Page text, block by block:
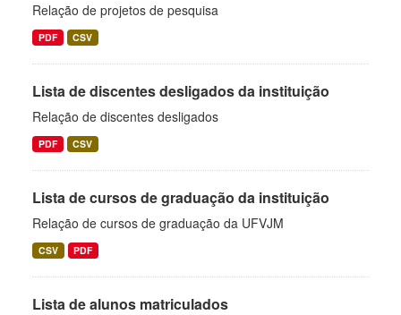
Relação de projetos de pesquisa
PDF CSV
Lista de discentes desligados da instituição
Relação de discentes desligados
PDF CSV
Lista de cursos de graduação da instituição
Relação de cursos de graduação da UFVJM
CSV PDF
Lista de alunos matriculados